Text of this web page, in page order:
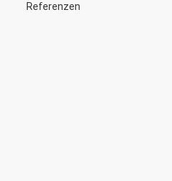
Referenzen